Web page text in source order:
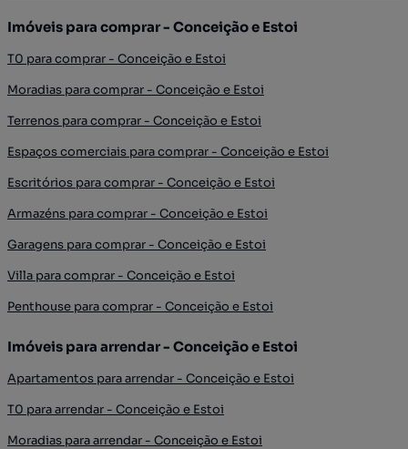
Imóveis para comprar - Conceição e Estoi
T0 para comprar - Conceição e Estoi
Moradias para comprar - Conceição e Estoi
Terrenos para comprar - Conceição e Estoi
Espaços comerciais para comprar - Conceição e Estoi
Escritórios para comprar - Conceição e Estoi
Armazéns para comprar - Conceição e Estoi
Garagens para comprar - Conceição e Estoi
Villa para comprar - Conceição e Estoi
Penthouse para comprar - Conceição e Estoi
Imóveis para arrendar - Conceição e Estoi
Apartamentos para arrendar - Conceição e Estoi
T0 para arrendar - Conceição e Estoi
Moradias para arrendar - Conceição e Estoi